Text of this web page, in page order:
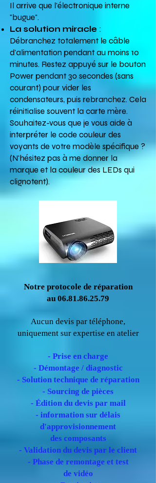
Il arrive que l'électronique interne
"bugue".
La solution miracle :
Débranchez totalement le câble
d'alimentation pendant au moins 10
minutes. Restez appuyé sur le bouton
Power pendant 30 secondes (sans
courant) pour vider les
condensateurs, puis rebranchez. Cela
réinitialise souvent la carte mère.
Souhaitez-vous que je vous aide à
interpréter le code couleur des
voyants de votre modèle spécifique ?
(N'hésitez pas à me donner la
marque et la couleur des LEDs qui
clignotent).
Notre protocole de réparation
au 06.81.86.25.79
Aucun devis par téléphone,
uniquement sur expertise en atelier
- Prise en charge
- Démontage / diagnostic
- Solution technique de réparation
- Sourcing de pièces
- Édition du devis par mail
- information sur délais
d'approvisionnement
des composants
- Validation du devis par le client
- Phase de remontage et test
de vidéo